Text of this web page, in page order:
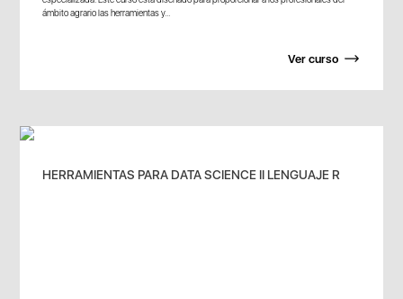
ámbito agrario las herramientas y...
Ver curso
HERRAMIENTAS PARA DATA SCIENCE II LENGUAJE R